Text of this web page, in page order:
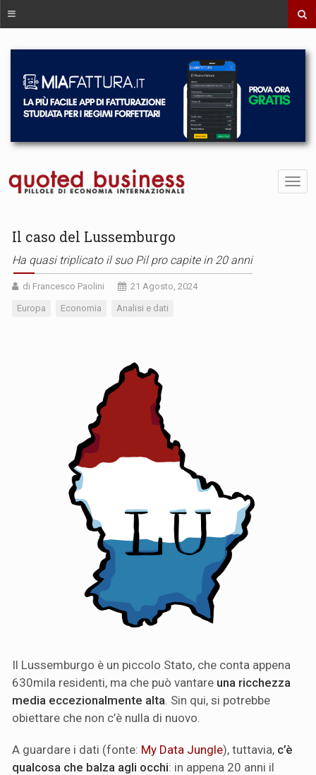
Il caso del Lussemburgo
Ha quasi triplicato il suo Pil pro capite in 20 anni
di Francesco Paolini 21 Agosto, 2024
Europa Economia Analisi e dati
Il Lussemburgo è un piccolo Stato, che conta appena
630mila residenti, ma che può vantare una ricchezza
media eccezionalmente alta . Sin qui, si potrebbe
obiettare che non c’è nulla di nuovo.
A guardare i dati (fonte: My Data Jungle), tuttavia, c’è
qualcosa che balza agli occhi: in appena 20 anni il